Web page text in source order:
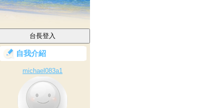
自我介紹
michael083a1